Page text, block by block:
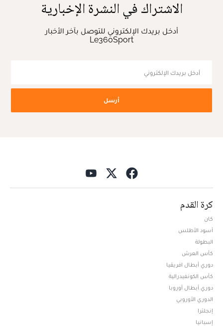
الاشتراك في النشرة الإخبارية
أدخل بريدك الإلكتروني للتوصل بآخر الأخبار
Le360Sport
أرسل
كرة القدم
كان
أسود الأطلس
البطولة
كأس العرش
دوري أبطال افريقيا
كأس الكونفيدرالية
دوري أبطال أوروبا
الدوري الأوروبي
إنجلترا
إسبانيا